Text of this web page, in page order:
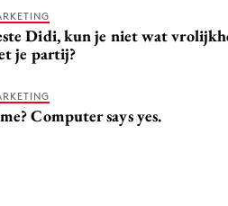
Didi, kun je niet wat
je partij?
Computer says yes.